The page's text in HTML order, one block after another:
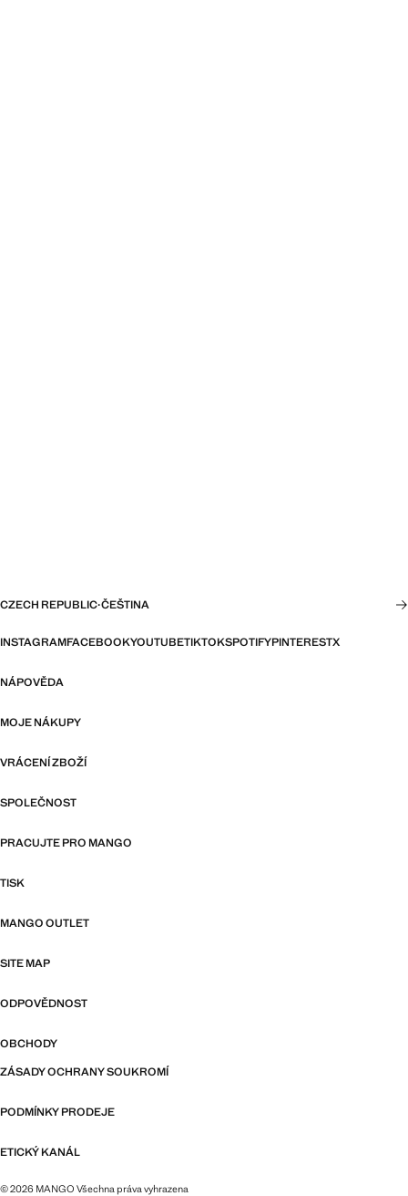
CZECH REPUBLIC·ČEŠTINA
INSTAGRAMFACEBOOKYOUTUBETIKTOKSPOTIFYPINTERESTX
NÁPOVĚDA
MOJE NÁKUPY
VRÁCENÍ ZBOŽÍ
SPOLEČNOST
PRACUJTE PRO MANGO
TISK
MANGO OUTLET
SITE MAP
ODPOVĚDNOST
OBCHODY
ZÁSADY OCHRANY SOUKROMÍ
PODMÍNKY PRODEJE
ETICKÝ KANÁL
© 2026 MANGO Všechna práva vyhrazena